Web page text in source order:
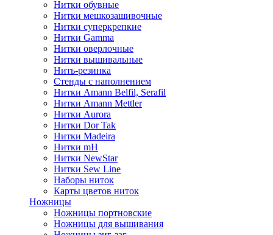
Нитки обувные
Нитки мешкозашивочные
Нитки суперкрепкие
Нитки Gamma
Нитки оверлочные
Нитки вышивальные
Нить-резинка
Стенды с наполнением
Нитки Amann Belfil, Serafil
Нитки Amann Mettler
Нитки Aurora
Нитки Dor Tak
Нитки Madeira
Нитки mH
Нитки NewStar
Нитки Sew Line
Наборы ниток
Карты цветов ниток
Ножницы
Ножницы портновские
Ножницы для вышивания